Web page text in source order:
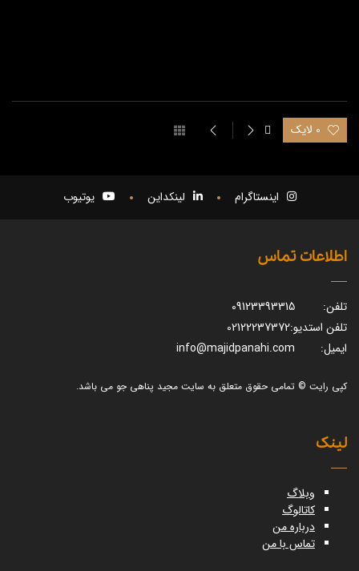
0 لایک
اینستاگرام لینکداین یوتیوب
اطلاعات تماس
تلفن:
09123393315
تلفن استدیو:02122237372
ایمیل:
info@majidpanahi.com
کپی رایت © تمامی حقوق متعلق به سایت مجید پناهی جو می باشد.
لینک
وبلاگ
کاتالوگ
درباره من
تماس با من